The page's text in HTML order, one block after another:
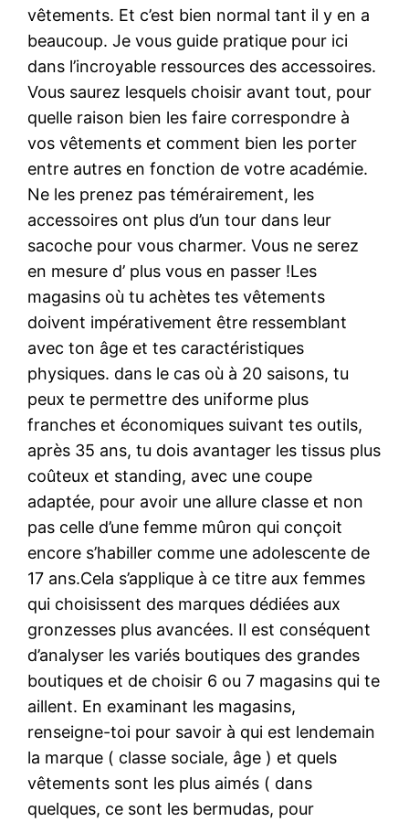
vêtements. Et c’est bien normal tant il y en a
beaucoup. Je vous guide pratique pour ici
dans l’incroyable ressources des accessoires.
Vous saurez lesquels choisir avant tout, pour
quelle raison bien les faire correspondre à
vos vêtements et comment bien les porter
entre autres en fonction de votre académie.
Ne les prenez pas témérairement, les
accessoires ont plus d’un tour dans leur
sacoche pour vous charmer. Vous ne serez
en mesure d’ plus vous en passer !Les
magasins où tu achètes tes vêtements
doivent impérativement être ressemblant
avec ton âge et tes caractéristiques
physiques. dans le cas où à 20 saisons, tu
peux te permettre des uniforme plus
franches et économiques suivant tes outils,
après 35 ans, tu dois avantager les tissus plus
coûteux et standing, avec une coupe
adaptée, pour avoir une allure classe et non
pas celle d’une femme mûron qui conçoit
encore s’habiller comme une adolescente de
17 ans.Cela s’applique à ce titre aux femmes
qui choisissent des marques dédiées aux
gronzesses plus avancées. Il est conséquent
d’analyser les variés boutiques des grandes
boutiques et de choisir 6 ou 7 magasins qui te
aillent. En examinant les magasins,
renseigne-toi pour savoir à qui est lendemain
la marque ( classe sociale, âge ) et quels
vêtements sont les plus aimés ( dans
quelques, ce sont les bermudas, pour